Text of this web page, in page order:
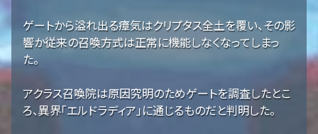
ゲートから溢れ出る瘴気はクリプタス全土を覆い、その影
響か従来の召喚方式は正常に機能しなくなってしまっ
た。
アクラス召喚院は原因究明のためゲートを調査したとこ
ろ、異界「エルドラディア」に通じるものだと判明した。